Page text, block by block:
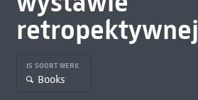
retropektywnej
IS SOORT WERK
Books